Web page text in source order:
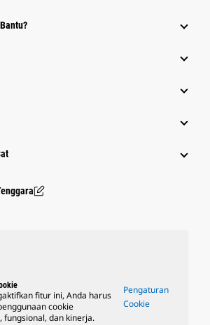
fitur ini, Anda harus
cookie
fungsional, dan kinerja.
Pengaturan
Cookie